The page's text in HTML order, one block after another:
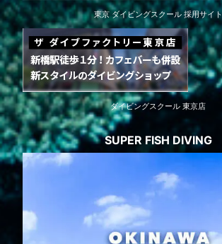
東京 ダイビングスクール 採用サイト
ダイビングスクール 東京店
SUPER FISH DIVING